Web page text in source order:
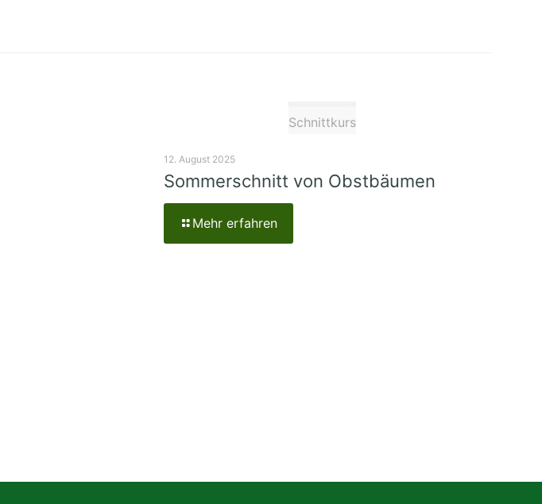
Schnittkurs
12. August 2025
Sommerschnitt von Obstbäumen
Mehr erfahren